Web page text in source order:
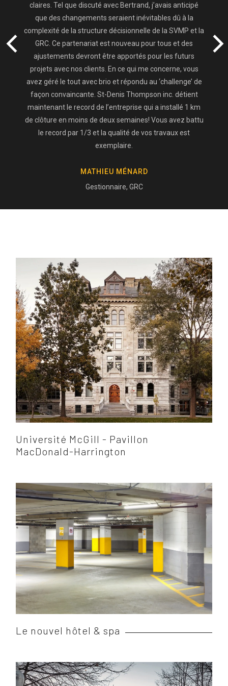
claires. Tel que discuté avec Bertrand, j’avais anticipé
que des changements seraient inévitables dû à la
complexité de la structure décisionnelle de la SVMP et la
GRC. Ce partenariat est nouveau pour tous et des
ajustements devront être apportés pour les futurs
projets avec nos clients. En ce qui me concerne, vous
avez géré le tout avec brio et répondu au ‘challenge’ de
façon convaincante. St-Denis Thompson inc. détient
maintenant le record de l’entreprise qui a installé 1 km
de clôture en moins de deux semaines! Vous avez battu
le record par 1/3 et la qualité de vos travaux est
exemplaire.
MATHIEU MÉNARD
Gestionnaire, GRC
Université McGill - Pavillon
MacDonald-Harrington
Le nouvel hôtel & spa